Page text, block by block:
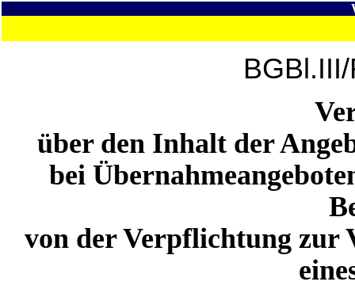
über den Inhalt der
bei
von der Verpflichtung zur